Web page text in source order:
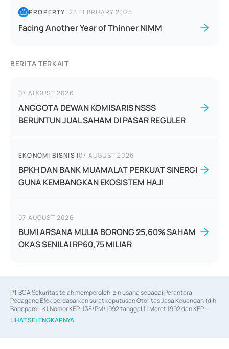
PROPERTY|28 FEBRUARY 2025
Facing Another Year of Thinner NIMM
BERITA TERKAIT
07 AUGUST 2026
ANGGOTA DEWAN KOMISARIS NSSS
BERUNTUN JUAL SAHAM DI PASAR REGULER
EKONOMI BISNIS |07 AUGUST 2026
BPKH DAN BANK MUAMALAT PERKUAT SINERGI
GUNA KEMBANGKAN EKOSISTEM HAJI
07 AUGUST 2026
BUMI ARSANA MULIA BORONG 25,60% SAHAM
OKAS SENILAI RP60,75 MILIAR
PT BCA Sekuritas telah memperoleh izin usaha sebagai Perantara
Pedagang Efek berdasarkan surat keputusan Otoritas Jasa Keuangan (d.h
Bapepam-LK) Nomor KEP-138/PM/1992 tanggal 11 Maret 1992 dan KEP-
06/D.04/2014 tanggal 28 Februari 2014, izin usaha sebagai Penjamin Emisi
Efek berdasarkan surat keputusan Otoritas Jasa Keuangan Nomor KEP-
LIHAT SELENGKAPNYA